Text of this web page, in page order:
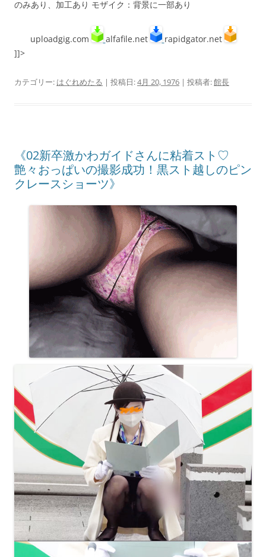
のみあり、加工あり モザイク：背景に一部あり
uploadgig.com alfafile.net
rapidgator.net
]]>
カテゴリー: はぐれめたる | 投稿日:4月 20, 1976 | 投稿者:館長
《02新卒激かわガイドさんに粘着スト♡
艶々おっぱいの撮影成功！黒スト越しのピン
クレースショーツ》